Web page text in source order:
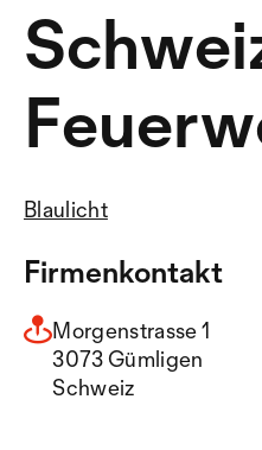
Blaulicht
Firmenkontakt
Morgenstrasse 1
3073 Gümligen
Schweiz